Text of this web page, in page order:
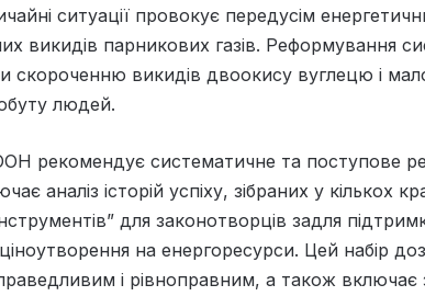
ситуації провокує передусім
викидів парникових газів. Реформування
скороченню викидів двоокису вуглецю і
людей.
рекомендує систематичне та поступове
аналіз історій успіху, зібраних у кількох
для законотворців задля
на енергоресурси. Цей набір
і рівноправним, а також включає